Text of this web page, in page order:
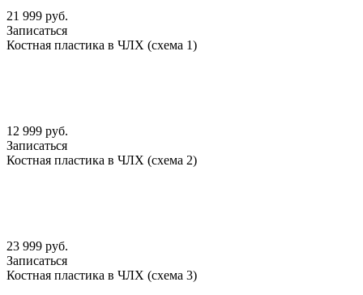
21 999 руб.
Записаться
Костная пластика в ЧЛХ (схема 1)
12 999 руб.
Записаться
Костная пластика в ЧЛХ (схема 2)
23 999 руб.
Записаться
Костная пластика в ЧЛХ (схема 3)